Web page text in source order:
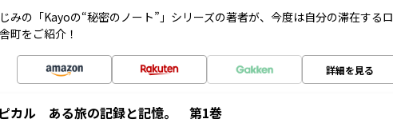
みの「Kayoの“秘密のノート”」シリーズの著者が、今度は自分の滞在するロ
町をご紹介！
詳細を見る
カル ある旅の記録と記憶。 第1巻